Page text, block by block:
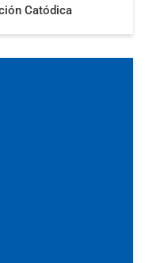
Catódica